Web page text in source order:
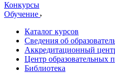
Конкурсы
Обучение
Каталог курсов
Сведения об
Аккредитационный
Центр образовательных
Библиотека